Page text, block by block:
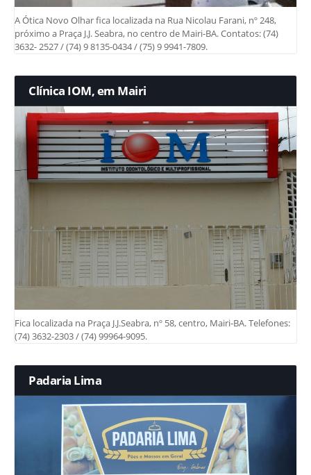
A Ótica Novo Olhar fica localizada na Rua Nicolau Farani, nº 248,
próximo a Praça J.J. Seabra, no centro de Mairi-BA. Contatos: (74)
3632- 2527 / (74) 9 8135-0434 / (75) 9 9941-7809.
Clínica IOM, em Mairi
Fica localizada na Praça J.J.Seabra, nº 58, centro, Mairi-BA. Telefones:
(74) 3632-2303 / (74) 99964-9095.
Padaria Lima